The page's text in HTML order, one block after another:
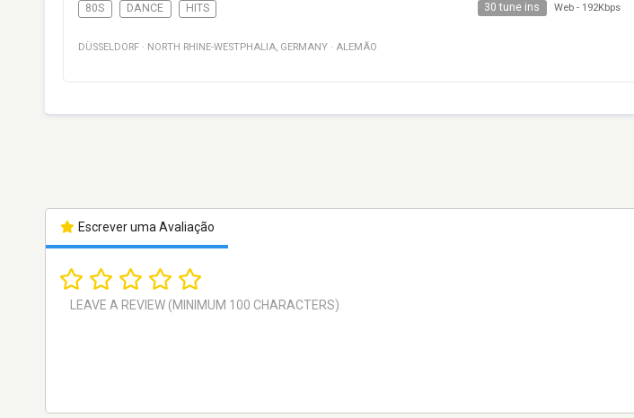
80S DANCE HITS 30 tune ins Web - 192Kbps
DÜSSELDORF · NORTH RHINE-WESTPHALIA, GERMANY · ALEMÃO
Escrever uma Avaliação